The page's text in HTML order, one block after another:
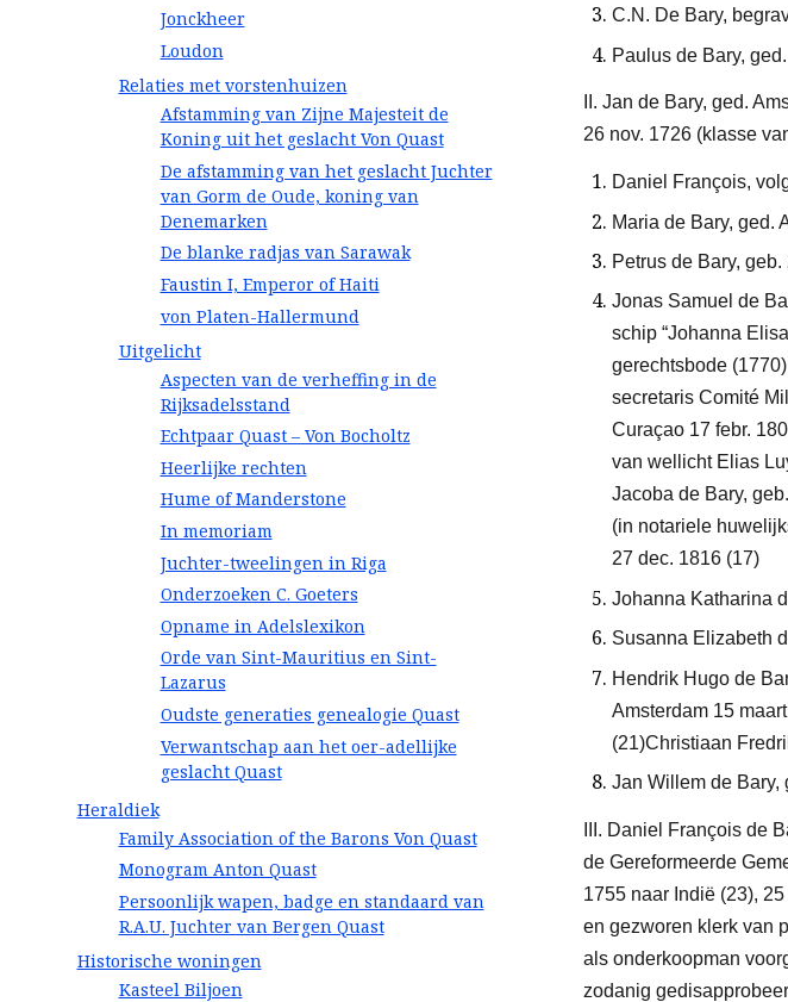
C.N. De Bary,
Paulus de Bary,
II. Jan de Bary, ged.
26 nov. 1726 (klasse
Daniel François,
Maria de Bary, ged.
Petrus de Bary,
Jonas Samuel de
schip “Johanna
gerechtsbode (1770)
secretaris Comité
Curaçao 17 febr.
van wellicht Elias
Jacoba de Bary,
(in notariele
27 dec. 1816(17)
Johanna Katharina
Susanna Elizabeth
Hendrik Hugo de
Amsterdam 15
(21)Christiaan
Jan Willem de Bary,
III. Daniel François de
de Gereformeerde
1755 naar Indië(23), 25
en gezworen klerk van
als onderkoopman
zodanig
Jonckheer
Loudon
Relaties met vorstenhuizen
Afstamming van Zijne Majesteit de
Koning uit het geslacht Von Quast
De afstamming van het geslacht Juchter
van Gorm de Oude, koning van
Denemarken
De blanke radjas van Sarawak
Faustin I, Emperor of Haiti
von Platen-Hallermund
Uitgelicht
Aspecten van de verheffing in de
Rijksadelsstand
Echtpaar Quast – Von Bocholtz
Heerlijke rechten
Hume of Manderstone
In memoriam
Juchter-tweelingen in Riga
Onderzoeken C. Goeters
Opname in Adelslexikon
Orde van Sint-Mauritius en Sint-
Lazarus
Oudste generaties genealogie Quast
Verwantschap aan het oer-adellijke
geslacht Quast
Heraldiek
Family Association of the Barons Von Quast
Monogram Anton Quast
Persoonlijk wapen, badge en standaard van
R.A.U. Juchter van Bergen Quast
Historische woningen
Kasteel Biljoen